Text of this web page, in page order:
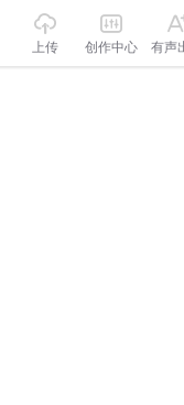
上传 创作中心 有声